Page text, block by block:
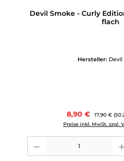
Devil Smoke - Curly
flach
Hersteller:
Verkaufspreis:
8,90 € Regulärer
17,90 €
Preise inkl. MwSt. zzgl.
Produkt Anzahl: Gib den